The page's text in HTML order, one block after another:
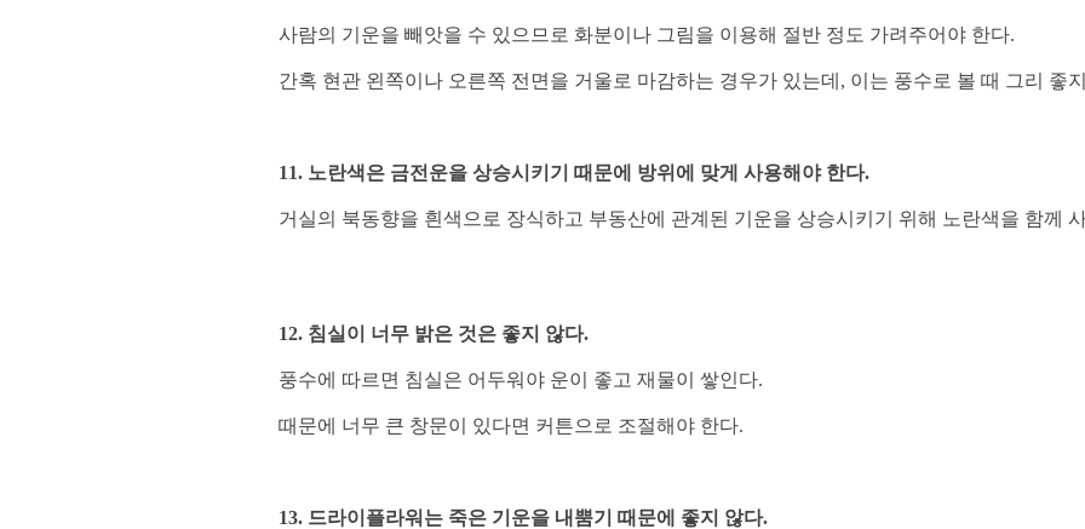
사람의 기운을 빼앗을 수 있으므로 화분이나 그림을 이용해 절반 정도 가려주어야 한다.
간혹 현관 왼쪽이나 오른쪽 전면을 거울로 마감하는 경우가 있는데, 이는 풍수로 볼 때 그리 좋
11. 노란색은 금전운을 상승시키기 때문에 방위에 맞게 사용해야 한다.
거실의 북동향을 흰색으로 장식하고 부동산에 관계된 기운을 상승시키기 위해 노란색을 함께
12. 침실이 너무 밝은 것은 좋지 않다.
풍수에 따르면 침실은 어두워야 운이 좋고 재물이 쌓인다.
때문에 너무 큰 창문이 있다면 커튼으로 조절해야 한다.
13. 드라이플라워는 죽은 기운을 내뿜기 때문에 좋지 않다.